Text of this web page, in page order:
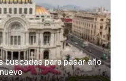
buscadas para pasar año